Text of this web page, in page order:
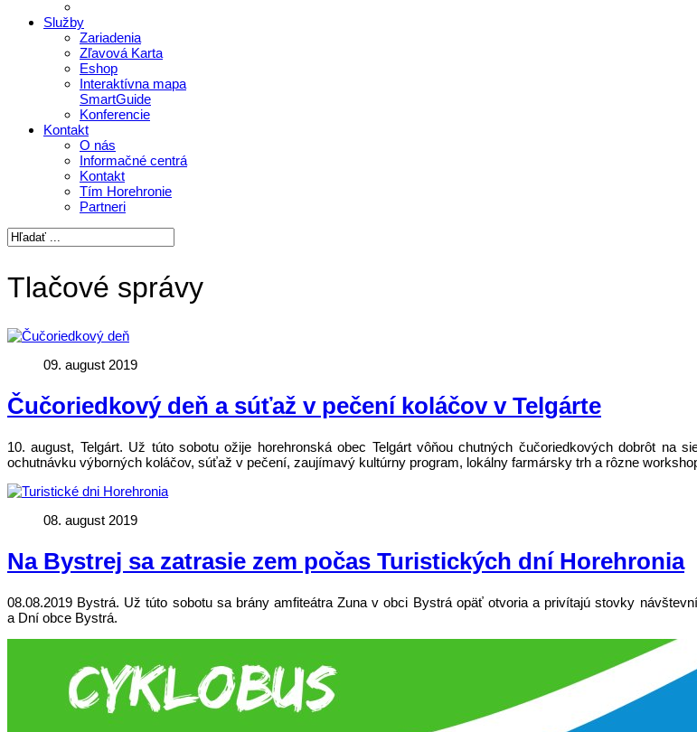
Služby
Zariadenia
Zľavová Karta
Eshop
Interaktívna mapa
SmartGuide
Konferencie
Kontakt
O nás
Informačné centrá
Kontakt
Tím Horehronie
Partneri
Tlačové správy
09. august 2019
Čučoriedkový deň a súťaž v pečení koláčov v Telgárte
10. august, Telgárt. Už túto sobotu ožije horehronská obec Telgárt vôňou chutných čučoriedkových dobrôt na
ochutnávku výborných koláčov, súťaž v pečení, zaujímavý kultúrny program, lokálny farmársky trh a rôzne
08. august 2019
Na Bystrej sa zatrasie zem počas Turistických dní Horehronia
08.08.2019 Bystrá. Už túto sobotu sa brány amfiteátra Zuna v obci Bystrá opäť otvoria a privítajú stovky
a Dní obce Bystrá.